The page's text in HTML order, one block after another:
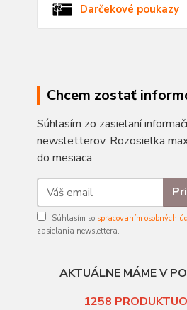
Darčekové poukazy
Chcem zostať
Súhlasím zo zasielaní
newsletterov. Rozosielka
do mesiaca
Súhlasím so spracovaním osobných
zasielania newslettera.
AKTUÁLNE MÁME V
1258